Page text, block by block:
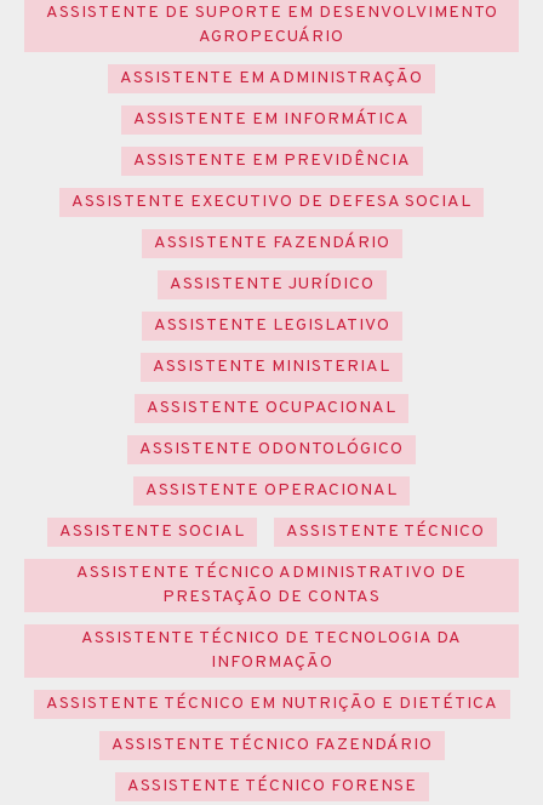
ASSISTENTE DE SUPORTE EM DESENVOLVIMENTO
AGROPECUÁRIO
ASSISTENTE EM ADMINISTRAÇÃO
ASSISTENTE EM INFORMÁTICA
ASSISTENTE EM PREVIDÊNCIA
ASSISTENTE EXECUTIVO DE DEFESA SOCIAL
ASSISTENTE FAZENDÁRIO
ASSISTENTE JURÍDICO
ASSISTENTE LEGISLATIVO
ASSISTENTE MINISTERIAL
ASSISTENTE OCUPACIONAL
ASSISTENTE ODONTOLÓGICO
ASSISTENTE OPERACIONAL
ASSISTENTE SOCIAL
ASSISTENTE TÉCNICO
ASSISTENTE TÉCNICO ADMINISTRATIVO DE
PRESTAÇÃO DE CONTAS
ASSISTENTE TÉCNICO DE TECNOLOGIA DA
INFORMAÇÃO
ASSISTENTE TÉCNICO EM NUTRIÇÃO E DIETÉTICA
ASSISTENTE TÉCNICO FAZENDÁRIO
ASSISTENTE TÉCNICO FORENSE